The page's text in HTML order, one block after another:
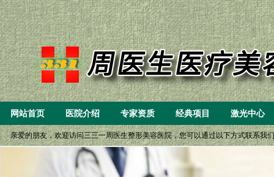
网站首页 医院介绍 专家资质 经典项目 激光中心
亲爱的朋友，欢迎访问三三一周医生整形美容医院，您可以通过以下方式联系